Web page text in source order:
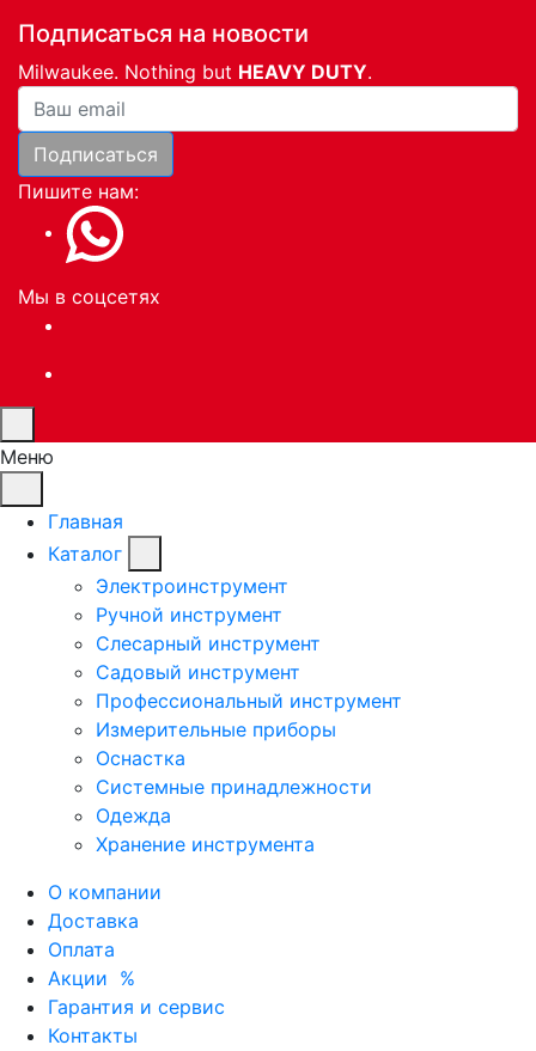
Подписаться на новости
Milwaukee. Nothing but HEAVY DUTY.
Ваша почта
Подписаться
Пишите нам:
Мы в соцсетях
Меню
Главная
Каталог
Электроинструмент
Ручной инструмент
Слесарный инструмент
Садовый инструмент
Профессиональный инструмент
Измерительные приборы
Оснастка
Системные принадлежности
Одежда
Хранение инструмента
О компании
Доставка
Оплата
Акции %
Гарантия и сервис
Контакты